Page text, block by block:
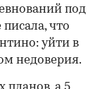
под
что
уйти в
недоверия.